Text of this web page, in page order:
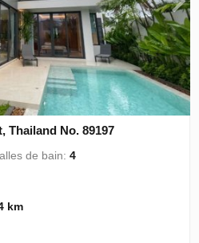
Thailand No. 89197
de bain:4
km